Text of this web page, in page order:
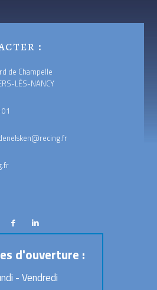
:
de Champelle
LÈS-NANCY
d'ouverture :
- Vendredi